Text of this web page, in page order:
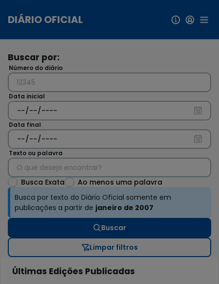
DIÁRIO OFICIAL
Buscar por:
Número do diário
Data inicial
Data final
Texto ou palavra
Busca Exata
Ao menos uma palavra
Busca por texto do Diário Oficial somente em
publicações a partir de janeiro de 2007
Buscar
Limpar filtros
Últimas Edições Publicadas